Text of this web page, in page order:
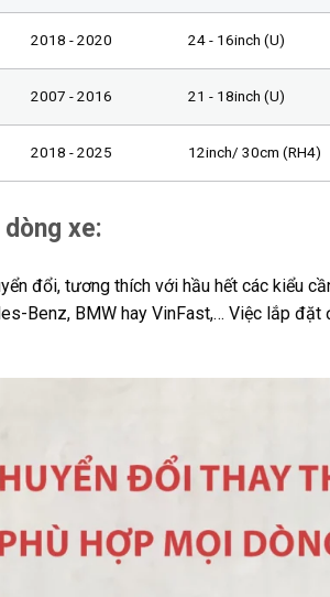
2018 - 2020 24 - 16inch (U)
2007 - 2016 21 - 18inch (U)
2018 - 2025 12inch/ 30cm (RH4)
xe:
đổi, tương thích với hầu hết các kiểu
Benz, BMW hay VinFast,… Việc lắp